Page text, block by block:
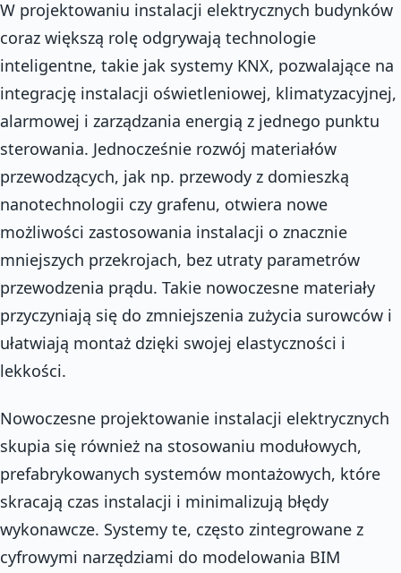
W projektowaniu instalacji elektrycznych budynków
coraz większą rolę odgrywają technologie
inteligentne, takie jak systemy KNX, pozwalające na
integrację instalacji oświetleniowej, klimatyzacyjnej,
alarmowej i zarządzania energią z jednego punktu
sterowania. Jednocześnie rozwój materiałów
przewodzących, jak np. przewody z domieszką
nanotechnologii czy grafenu, otwiera nowe
możliwości zastosowania instalacji o znacznie
mniejszych przekrojach, bez utraty parametrów
przewodzenia prądu. Takie nowoczesne materiały
przyczyniają się do zmniejszenia zużycia surowców i
ułatwiają montaż dzięki swojej elastyczności i
lekkości.
Nowoczesne projektowanie instalacji elektrycznych
skupia się również na stosowaniu modułowych,
prefabrykowanych systemów montażowych, które
skracają czas instalacji i minimalizują błędy
wykonawcze. Systemy te, często zintegrowane z
cyfrowymi narzędziami do modelowania BIM